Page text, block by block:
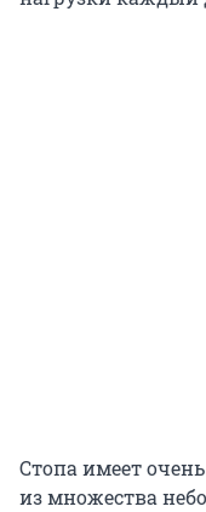
Стопа имеет
из множества